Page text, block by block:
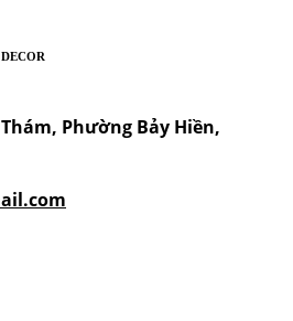
Phường Bảy Hiền,